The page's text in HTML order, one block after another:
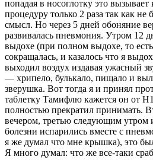
попадая в носоглотку это
процедуру только 2 раза так как не
смысл. Но через 5 дней обоняние
развивалась пневмония. Утром 12
выдохе (при полном выдохе, то
сокращалась, и казалось что я
выходил воздух издавая ужасный
— хрипело, булькало, пищало и
зверушка. Вот тогда я и принял
таблетку Тамифлю кажется он от
полностью прекратил принимать.
вечером, третью следующим утром
болезни испарились вместе с
я же думал что мне крышка), это
Я много думал: что же все-таки